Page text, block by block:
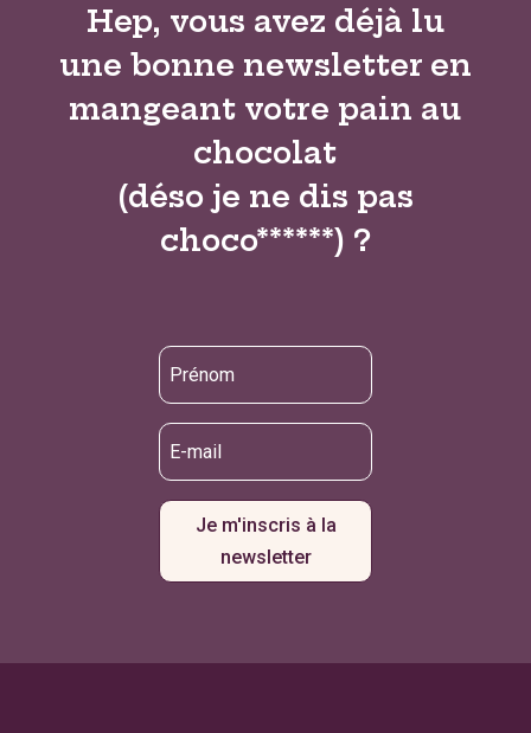
Hep, vous avez déjà lu
une bonne newsletter en
mangeant votre pain au
chocolat
(déso je ne dis pas
choco******) ?
Je m'inscris à la
newsletter